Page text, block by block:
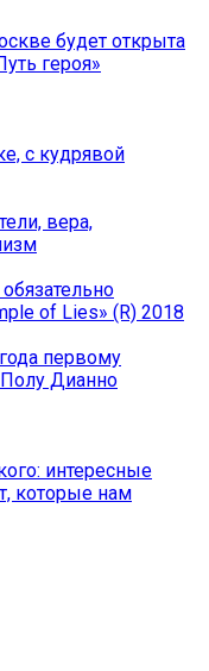
будет открыта
героя»
с кудрявой
вера,
of Lies» (R) 2018
первому
Дианно
интересные
которые нам